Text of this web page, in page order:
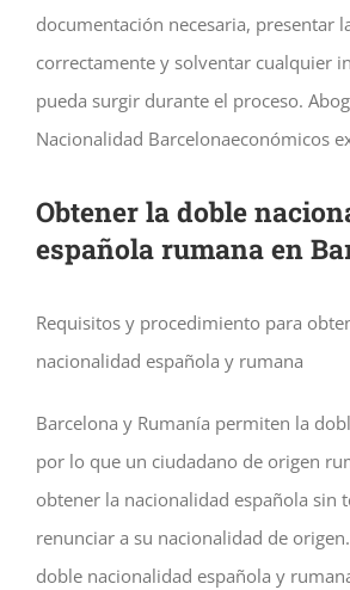
documentación necesaria, presentar
correctamente y solventar cualquier
pueda surgir durante el proceso.
Nacionalidad Barcelonaeconómicos
Obtener la doble
española rumana en
Requisitos y procedimiento para
nacionalidad española y rumana
Barcelona y Rumanía permiten la
por lo que un ciudadano de origen
obtener la nacionalidad española sin
renunciar a su nacionalidad de
doble nacionalidad española y